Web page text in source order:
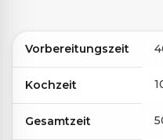
Vorbereitungszeit
Kochzeit
Gesamtzeit